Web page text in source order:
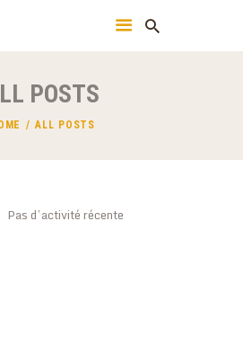
POSTS
ALL POSTS
Pas d’activité récente